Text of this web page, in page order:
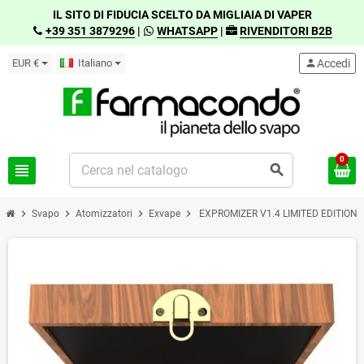
IL SITO DI FIDUCIA SCELTO DA MIGLIAIA DI VAPER
+39 351 3879296 | WHATSAPP | RIVENDITORI B2B
EUR € Italiano
view_headline search
personAccedi
0
chevron_right Svapo chevron_right Atomizzatori chevron_right Exvape chevron_right EXPROMIZER V1.4 LIMITED EDITION